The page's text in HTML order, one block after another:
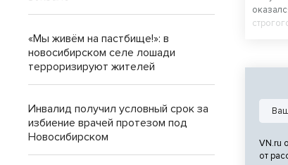
VN.ru
от
«Мы живём на пастбище!»: в
новосибирском селе лошади
терроризируют жителей
Инвалид получил условный срок за
избиение врачей протезом под
Новосибирском